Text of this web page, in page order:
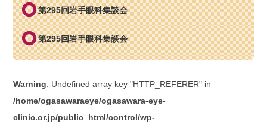
第295回岩手眼科集談会
第295回岩手眼科集談会
Warning: Undefined array key "HTTP_REFERER" in
/home/ogasawaraeye/ogasawara-eye-
clinic.or.jp/public_html/control/wp-